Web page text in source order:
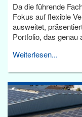
Da die führende
Fokus auf flexible
ausweitet,
Portfolio, das genau
Weiterlesen...